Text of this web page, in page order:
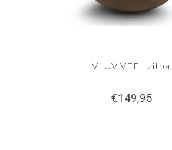
VLUV VEEL zitbal
€149,95